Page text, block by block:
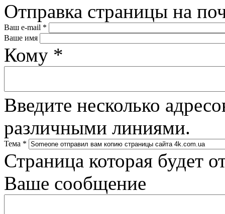
Отправка страницы на
Ваш e-mail *
Ваше имя
Кому *
Введите несколько
различными линиями.
Тема *
Страница которая будет
Ваше сообщение